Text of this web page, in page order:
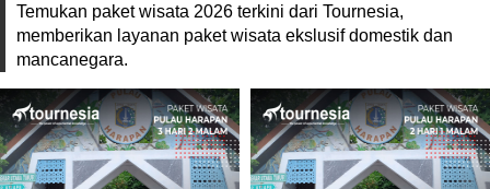
Temukan paket wisata 2026 terkini dari Tournesia,
memberikan layanan paket wisata ekslusif domestik dan
mancanegara.